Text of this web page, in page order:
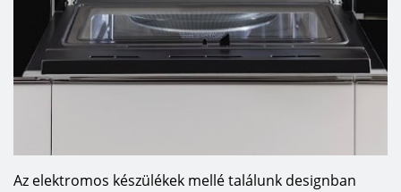
Az elektromos készülékek mellé találunk designban